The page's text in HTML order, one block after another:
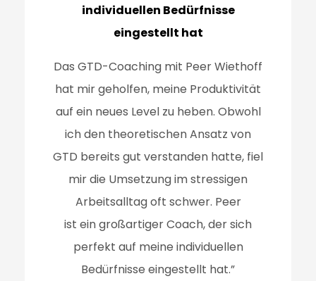
individuellen Bedürfnisse
eingestellt hat
Das GTD-Coaching mit Peer Wiethoff
hat mir geholfen, meine Produktivität
auf einneues Level zu heben. Obwohl
ich den theoretischen Ansatz von
GTD bereits gutverstanden hatte, fiel
mir die Umsetzung im stressigen
Arbeitsalltag oft schwer. Peer
ist ein großartiger Coach, der sich
perfekt auf meine individuellen
Bedürfnisseeingestellt hat.”